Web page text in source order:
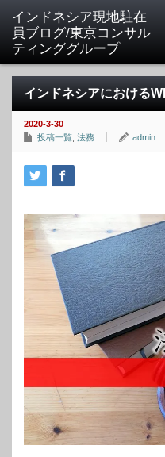
インドネシアにおける
2020-3-30
投稿一覧 法務 admin